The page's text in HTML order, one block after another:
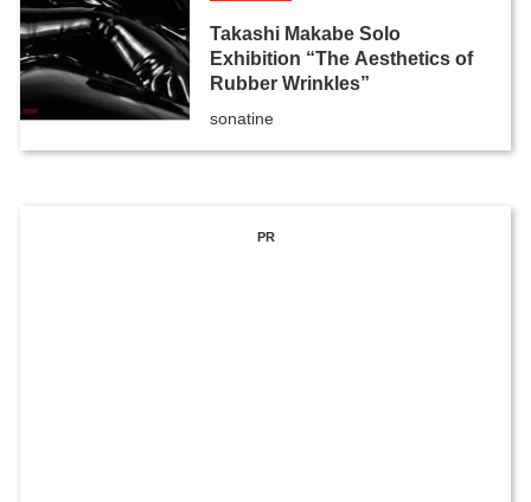
Takashi Makabe Solo
Exhibition “The Aesthetics of
Rubber Wrinkles”
sonatine
PR